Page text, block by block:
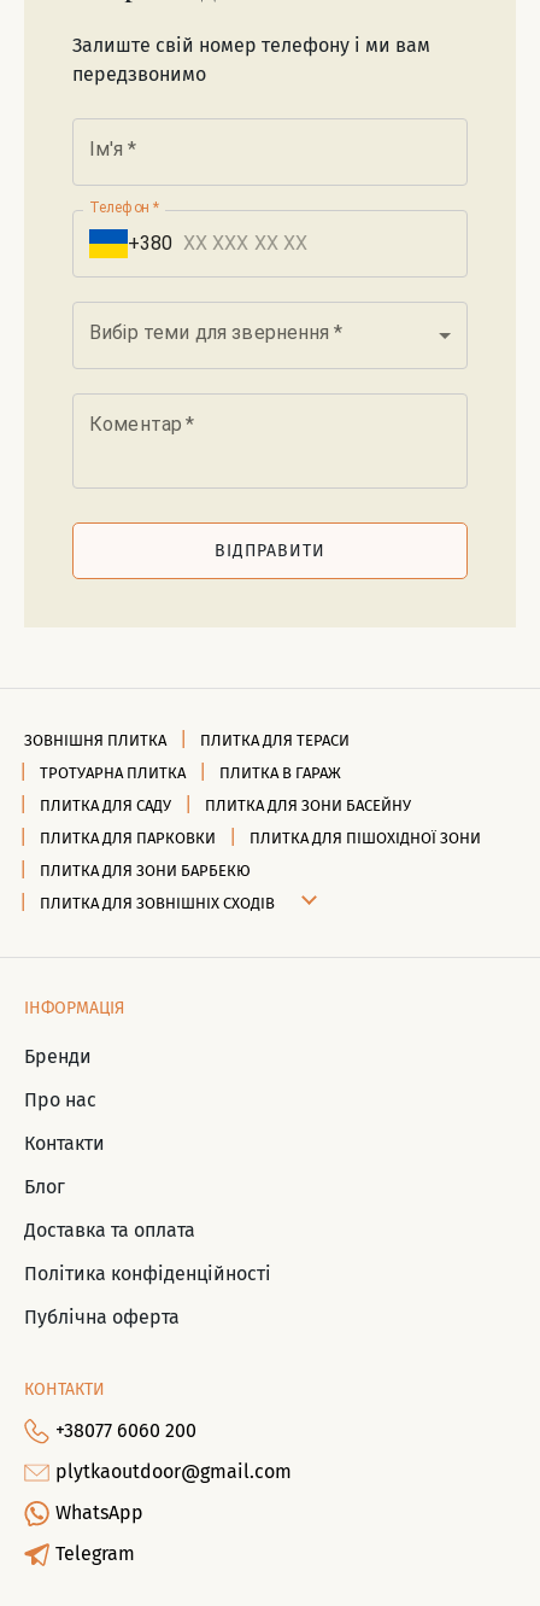
Залиште свій номер телефону і ми вам
передзвонимо
Ім'я *
Телефон *
+380
Вибір теми для звернення *
Коментар *
ВІДПРАВИТИ
ЗОВНІШНЯ ПЛИТКА
ПЛИТКА ДЛЯ ТЕРАСИ
ТРОТУАРНА ПЛИТКА
ПЛИТКА В ГАРАЖ
ПЛИТКА ДЛЯ САДУ
ПЛИТКА ДЛЯ ЗОНИ БАСЕЙНУ
ПЛИТКА ДЛЯ ПАРКОВКИ
ПЛИТКА ДЛЯ ПІШОХІДНОЇ ЗОНИ
ПЛИТКА ДЛЯ ЗОНИ БАРБЕКЮ
ПЛИТКА ДЛЯ ЗОВНІШНІХ СХОДІВ
ІНФОРМАЦІЯ
Бренди
Про нас
Контакти
Блог
Доставка та оплата
Політика конфіденційності
Публічна оферта
КОНТАКТИ
+38077 6060 200
plytkaoutdoor@gmail.com
WhatsApp
Telegram